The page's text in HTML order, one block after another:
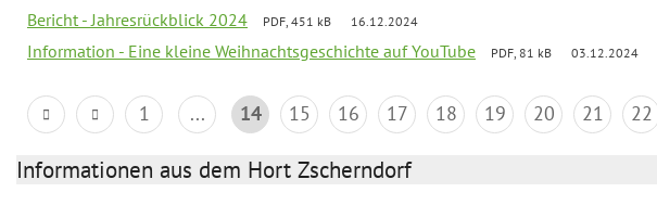
Bericht - Jahresrückblick 2024 PDF, 451 kB 16.12.2024
Information - Eine kleine Weihnachtsgeschichte auf YouTube PDF, 81 kB 03.12.2024
1 ... 14 15 16 17 18 19 20 21 22
Informationen aus dem Hort Zscherndorf